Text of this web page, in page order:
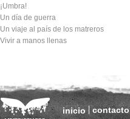
¡Umbra!
Un día de guerra
Un viaje al país de los matreros
Vivir a manos llenas
inicio contacto